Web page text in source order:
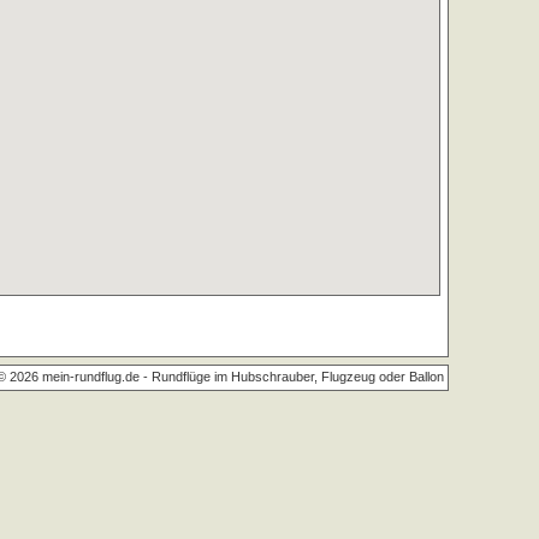
2026 mein-rundflug.de - Rundflüge im Hubschrauber, Flugzeug oder Ballon